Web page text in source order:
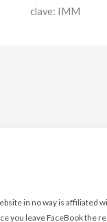
clave: IMM
in no way is affiliated
you leave FaceBook the